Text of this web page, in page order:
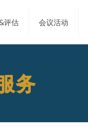
评估 会议活动
务